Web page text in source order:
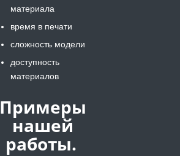
материала
время в печати
сложность модели
доступность
материалов
Примеры
нашей
работы.